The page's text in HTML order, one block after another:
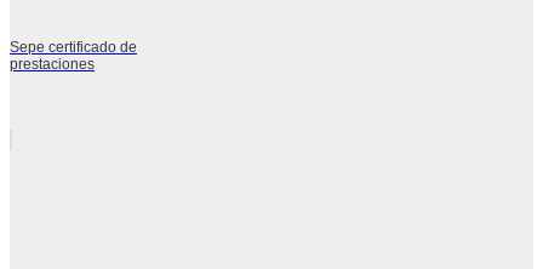
Sepe certificado de
prestaciones